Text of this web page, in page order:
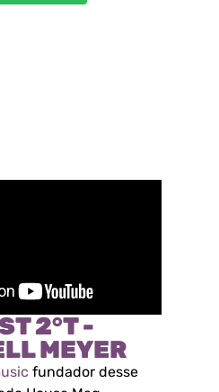
2°T -
MEYER
fundador desse